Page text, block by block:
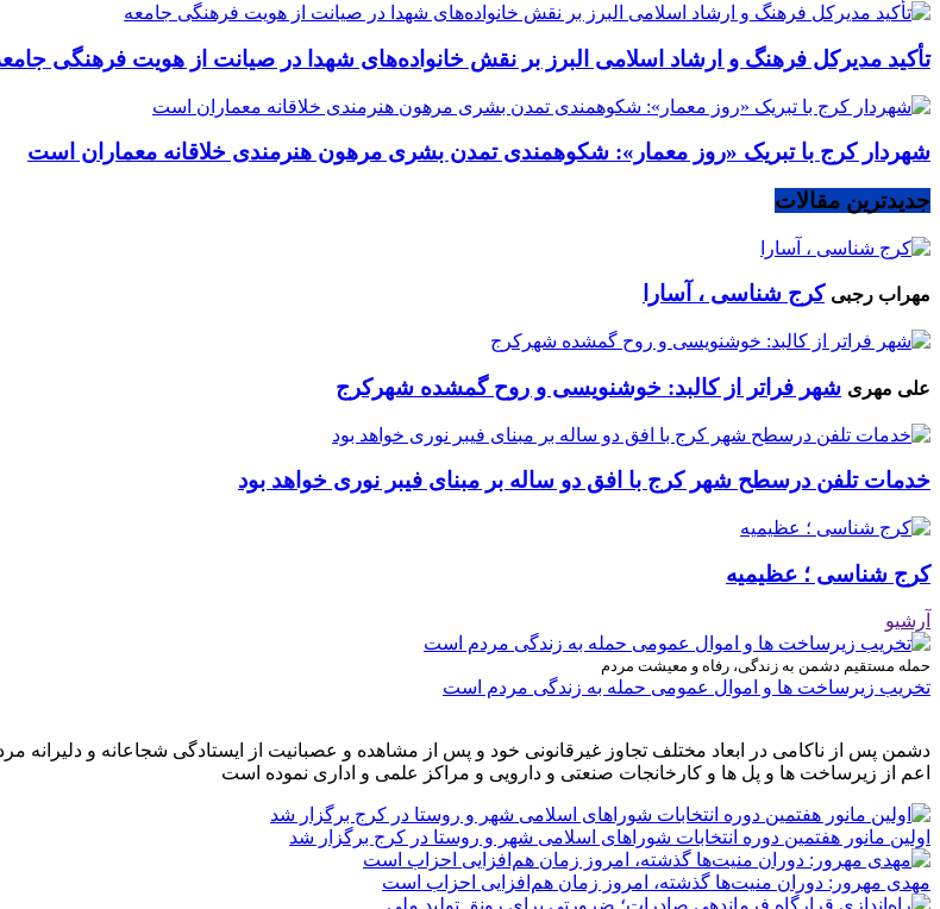
تأکید مدیرکل فرهنگ و ارشاد اسلامی البرز بر نقش خانواده‌های شهدا در صیانت از هویت فرهنگی
شهردار کرج با تبریک «روز معمار»: شکوهمندی تمدن بشری مرهون هنرمندی خلاقانه معماران است
جدیدترین مقالات
مهراب رجبی کرج شناسی ، آسارا
علی مهری شهر فراتر از کالبد: خوشنویسی و روح گمشده شهرکرج
خدمات تلفن درسطح شهر کرج با افق دو ساله بر مبنای فیبر نوری خواهد بود
کرج شناسی ؛ عظیمیه
آرشیو
حمله مستقیم دشمن به زندگی، رفاه و معیشت مردم
تخریب زیرساخت ها و اموال عمومی حمله به زندگی مردم است
دشمن پس از ناکامی در ابعاد مختلف تجاوز غیرقانونی خود و پس از مشاهده و عصبانیت از ایستادگی شجاعانه و دلیرانه
اعم از زیرساخت ها و پل ها و کارخانجات صنعتی و دارویی و مراکز علمی و اداری نموده است
اولین مانور هفتمین دوره انتخابات شوراهای اسلامی شهر و روستا در کرج برگزار شد
مهدی مهرور: دوران منیت‌ها گذشته، امروز زمان هم‌افزایی احزاب است